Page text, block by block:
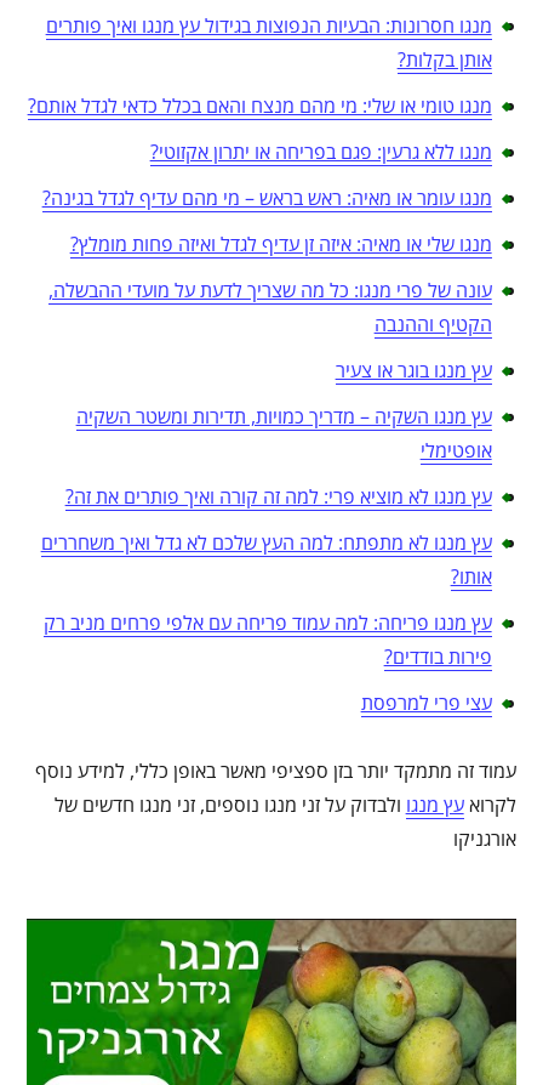
מנגו חסרונות: הבעיות הנפוצות בגידול עץ מנגו ואיך פותרים
אותן בקלות?
מנגו טומי או שלי: מי מהם מנצח והאם בכלל כדאי לגדל אותם?
מנגו ללא גרעין: פגם בפריחה או יתרון אקזוטי?
מנגו עומר או מאיה: ראש בראש – מי מהם עדיף לגדל בגינה?
מנגו שלי או מאיה: איזה זן עדיף לגדל ואיזה פחות מומלץ?
עונה של פרי מנגו: כל מה שצריך לדעת על מועדי ההבשלה,
הקטיף וההנבה
עץ מנגו בוגר או צעיר
עץ מנגו השקיה – מדריך כמויות, תדירות ומשטר השקיה
אופטימלי
עץ מנגו לא מוציא פרי: למה זה קורה ואיך פותרים את זה?
עץ מנגו לא מתפתח: למה העץ שלכם לא גדל ואיך משחררים
אותו?
עץ מנגו פריחה: למה עמוד פריחה עם אלפי פרחים מניב רק
פירות בודדים?
עצי פרי למרפסת
עמוד זה מתמקד יותר בזן ספציפי מאשר באופן כללי, למידע נוסף
לקרואעץ מנגו ולבדוק על זני מנגו נוספים, זני מנגו חדשים של
אורגניקו